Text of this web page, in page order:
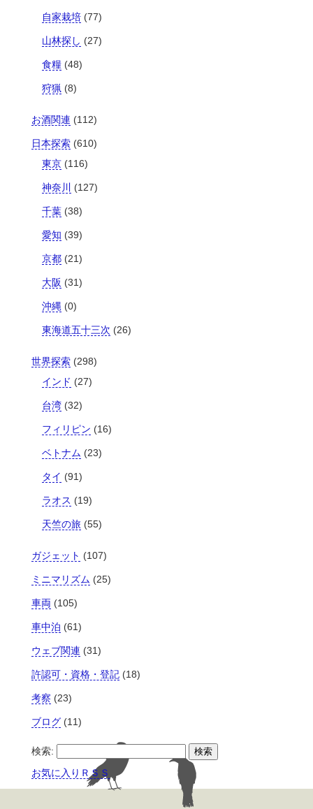
自家栽培(77)
山林探し (27)
食糧(48)
狩猟 (8)
お酒関連 (112)
日本探索(610)
東京(116)
神奈川 (127)
千葉(38)
愛知 (39)
京都(21)
大阪 (31)
沖縄 (0)
東海道五十三次 (26)
世界探索(298)
インド (27)
台湾(32)
フィリピン (16)
ベトナム (23)
タイ (91)
ラオス (19)
天竺の旅(55)
ガジェット (107)
ミニマリズム (25)
車両 (105)
車中泊 (61)
ウェブ関連 (31)
許認可・資格・登記(18)
考察 (23)
ブログ(11)
検索:
お気に入りＲＳＳ